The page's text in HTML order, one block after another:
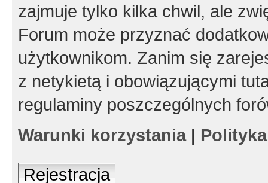
zajmuje tylko kilka chwil, ale
Forum może przyznać
użytkownikom. Zanim się
z netykietą i obowiązującymi
regulaminy poszczególnych
Warunki korzystania|
Rejestracja